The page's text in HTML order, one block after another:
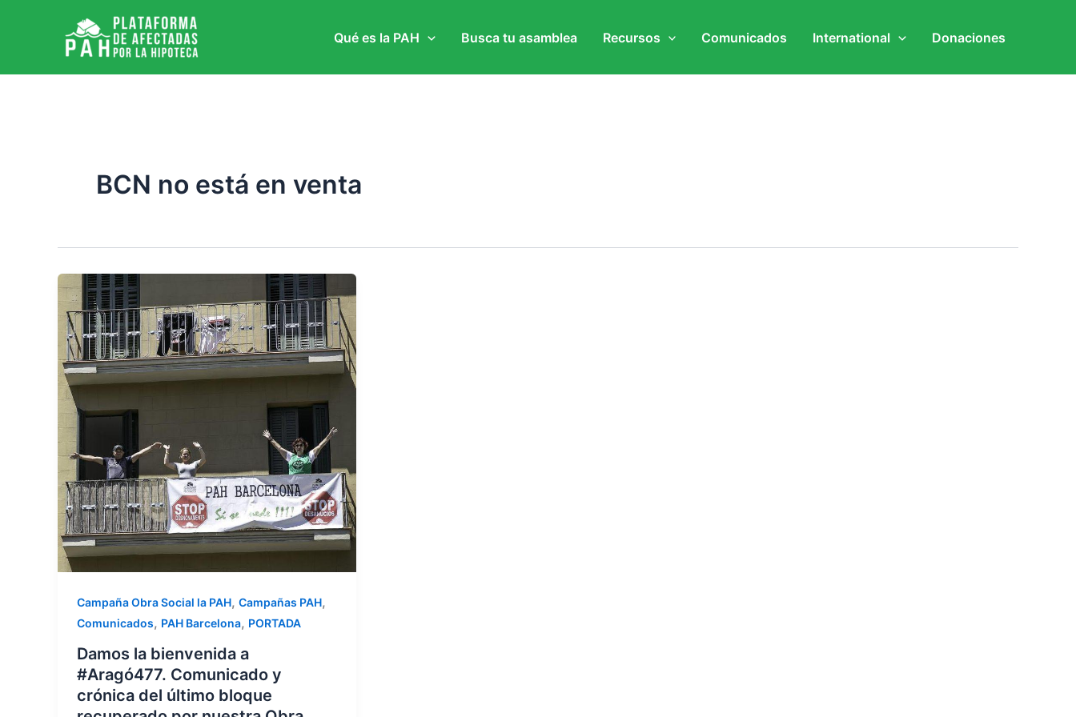
Qué es la PAH Busca tu asamblea Recursos Comunicados International Donaciones
BCN no está en venta
Campaña Obra Social la PAH, Campañas PAH,
Comunicados, PAH Barcelona, PORTADA
Damos la bienvenida a
#Aragó477. Comunicado y
crónica del último bloque